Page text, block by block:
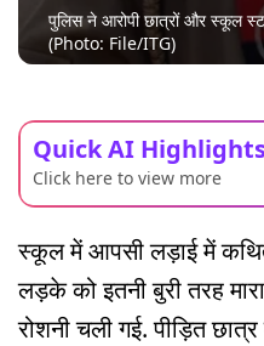
पुलिस ने आरोपी छात्रों और स्कूल
(Photo: File/ITG)
Quick AI
Click here to view more
स्कूल में आपसी लड़ाई में कथित
लड़के को इतनी बुरी तरह
रोशनी चली गई. पीड़ित